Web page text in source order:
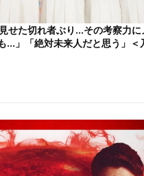
せた切れ者ぶり…その考察力に
…」「絶対未来人だと思う」＜